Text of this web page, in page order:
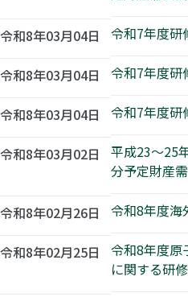
令和8年03月04日 令和7年度研
令和8年03月04日 令和7年度研
令和8年03月04日 令和7年度研
令和8年03月02日
平成23～25
分予定財産
令和8年02月26日 令和8年度海
令和8年02月25日
令和8年度原
に関する研